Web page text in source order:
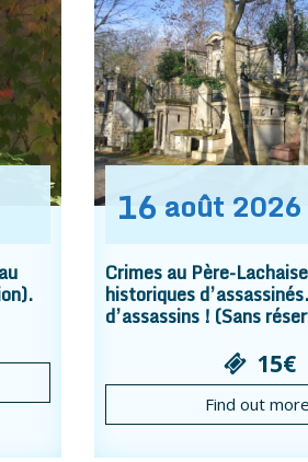
16 août 2026
Crimes au Père-
historiques
d’assassins ! (Sans
15€
Find out more